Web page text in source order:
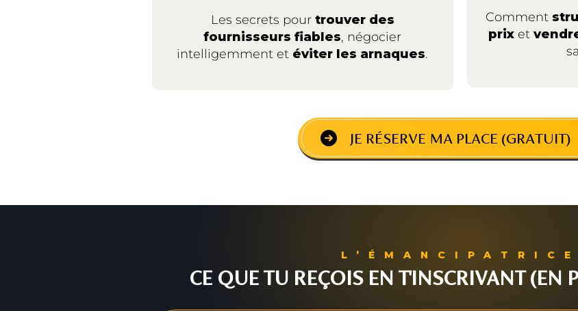
Les secrets pourtrouver des
fournisseurs fiables, négocier
intelligemment et éviter les arnaques.
Comment
prix et
JE RÉSERVE MA PLACE (GRATUIT)
L’ÉMANCIPATRICE
CE QUE TU REÇOIS EN T'INSCRIVANT (EN